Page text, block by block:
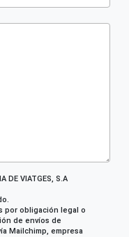
DE VIATGES, S.A
por obligación legal o
de envíos de
Mailchimp, empresa